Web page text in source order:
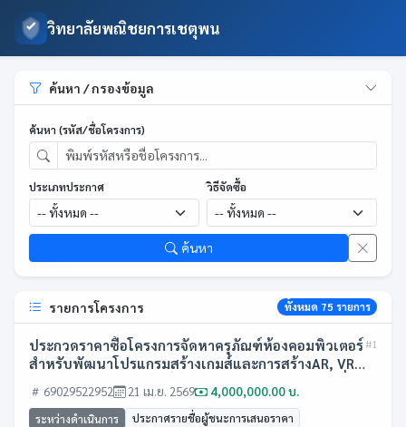
วิทยาลัยพณิชยการเชตุพน
ค้นหา / กรองข้อมูล
ค้นหา (รหัส/ชื่อโครงการ)
ประเภทประกาศ วิธีจัดซื้อ
ค้นหา
รายการโครงการ ทั้งหมด 75 รายการ
ประกวดราคาซื้อโครงการจัดหาครุภัณฑ์ห้องคอมพิวเตอร์
สำหรับพัฒนาโปรแกรมสร้างเกมส์และการสร้างAR, VR
ด้วยวิธีประกวดราคาอิเล็กทรอนิกส์ (e-bidding)(เลขที่
โครงการ:69029522952)
#1
69029522952 21 เม.ย. 2569 4,000,000.00 บ.
ระหว่างดำเนินการ ประกาศรายชื่อผู้ชนะการเสนอราคา